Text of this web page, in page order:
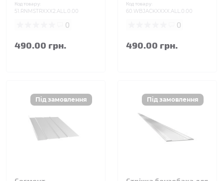
Код товару:
51.RNMSTRXXX2.ALL.0.00
0
490.00 грн.
Код товару:
60.WBJACKXXXX.ALL.0.00
0
490.00 грн.